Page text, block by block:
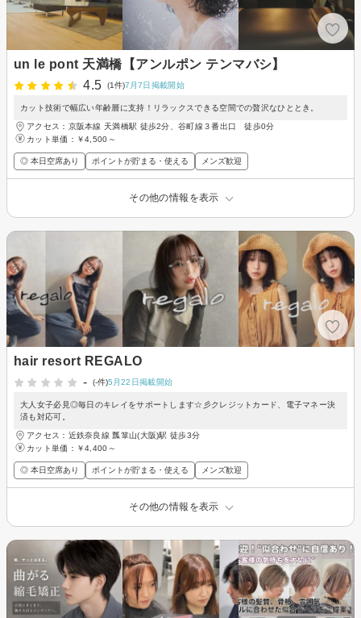
un le pont 天満橋【アンルポン テンマバシ】
4.5
(1件)7月7日掲載開始
カット技術で幅広い年齢層に支持！リラックスできる空間での贅沢なひととき。
アクセス：京阪本線 天満橋駅 徒歩2分、谷町線３番出口 徒歩0分
カット単価： ￥4,500～
◎ 本日空席あり ポイントが貯まる・使える メンズ歓迎
その他の情報を表示
hair resort REGALO
-
(-件)5月22日掲載開始
大人女子必見◎毎日のキレイをサポートします☆彡クレジットカード、電子マネー決
済も対応可。
アクセス：近鉄奈良線 瓢箪山(大阪)駅 徒歩3分
カット単価： ￥4,400～
◎ 本日空席あり ポイントが貯まる・使える メンズ歓迎
その他の情報を表示